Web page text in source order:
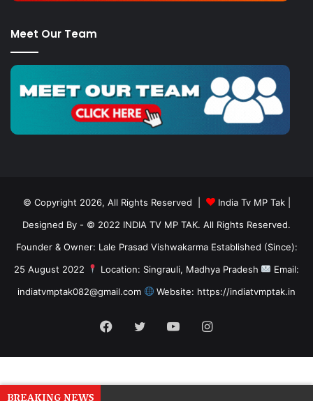
Meet Our Team
© Copyright 2026, All Rights Reserved | India Tv MP Tak|
Designed By - © 2022 INDIA TV MP TAK. All Rights Reserved.
Founder & Owner: Lale Prasad Vishwakarma Established (Since):
25 August 2022
Location: Singrauli, Madhya Pradesh
Email:
indiatvmptak082@gmail.com
Website: https://indiatvmptak.in
Facebook
TwitterYouTubeInstagram